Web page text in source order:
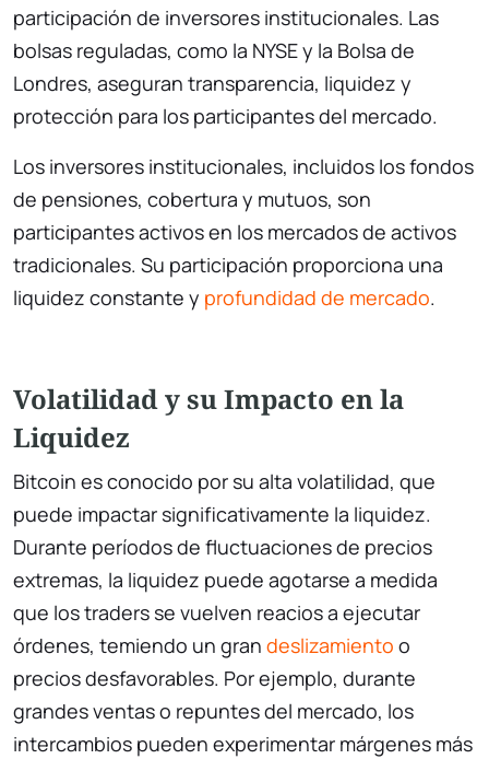
participación de inversores institucionales. Las
bolsas reguladas, como la NYSE y la Bolsa de
Londres, aseguran transparencia, liquidez y
protección para los participantes del mercado.
Los inversores institucionales, incluidos los fondos
de pensiones, cobertura y mutuos, son
participantes activos en los mercados de activos
tradicionales. Su participación proporciona una
liquidez constante y profundidad de mercado.
Volatilidad y su Impacto en la
Liquidez
Bitcoin es conocido por su alta volatilidad, que
puede impactar significativamente la liquidez.
Durante períodos de fluctuaciones de precios
extremas, la liquidez puede agotarse a medida
que los traders se vuelven reacios a ejecutar
órdenes, temiendo un gran deslizamiento o
precios desfavorables. Por ejemplo, durante
grandes ventas o repuntes del mercado, los
intercambios pueden experimentar márgenes más